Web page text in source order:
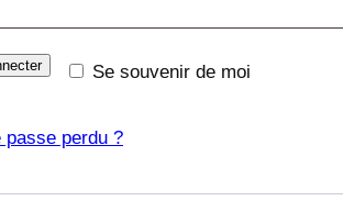
Se souvenir de moi
passe perdu ?